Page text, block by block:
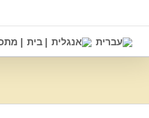
| בית
|